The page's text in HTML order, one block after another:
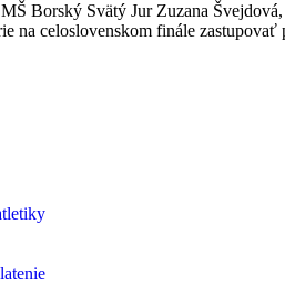
Borský Svätý Jur Zuzana
na celoslovenskom finále